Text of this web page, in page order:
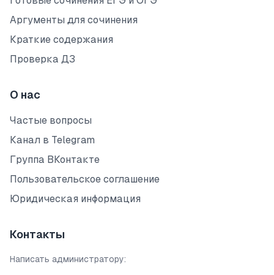
Аргументы для сочинения
Краткие содержания
Проверка ДЗ
О нас
Частые вопросы
Канал в Telegram
Группа ВКонтакте
Пользовательское соглашение
Юридическая информация
Контакты
Написать администратору: